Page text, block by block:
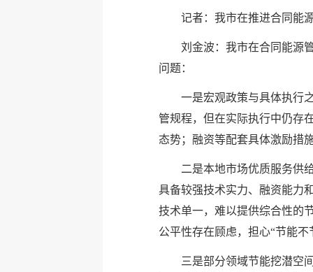
记者：我市在推进合同能
刘金波：我市在合同能源
问题：
一是宏观政策与具体执行
管规程，但在实际执行中仍存
态势；融资等配套具体激励措
二是本地市场优质服务供
具备较强技术实力、融资能力
技术单一，难以提供综合性的
公平性存在顾虑，担心“节能
三是部分领域节能挖潜空